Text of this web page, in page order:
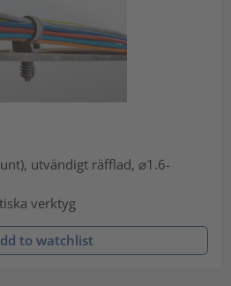
utvändigt räfflad, ⌀1.6-
verktyg
to watchlist